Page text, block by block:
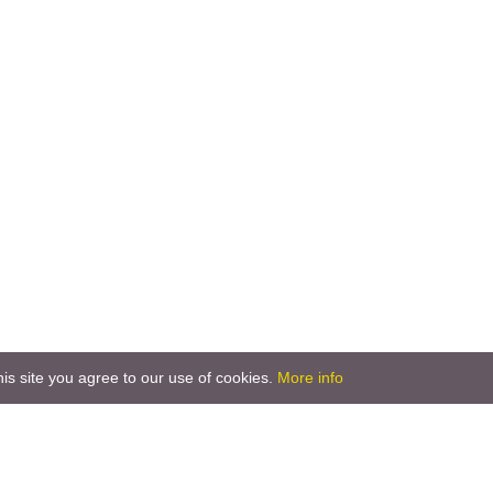
site you agree to our use of cookies. More info